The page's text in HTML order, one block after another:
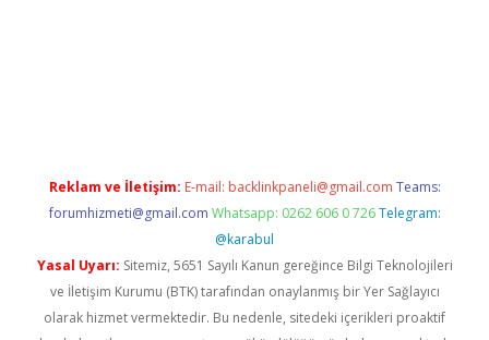
Reklam ve İletişim: E-mail: backlinkpaneli@gmail.com Teams:
forumhizmeti@gmail.com Whatsapp: 0262 606 0 726 Telegram:
@karabul
Yasal Uyarı: Sitemiz, 5651 Sayılı Kanun gereğince Bilgi Teknolojileri
ve İletişim Kurumu (BTK) tarafından onaylanmış bir Yer Sağlayıcı
olarak hizmet vermektedir. Bu nedenle, sitedeki içerikleri proaktif